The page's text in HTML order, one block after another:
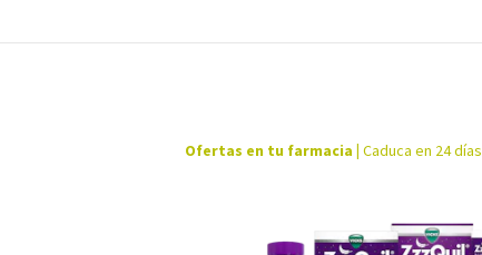
Ofertas en tu farmacia |Caduca en 24 días